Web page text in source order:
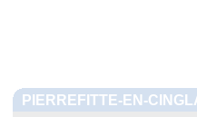
PIERREFITTE-EN-